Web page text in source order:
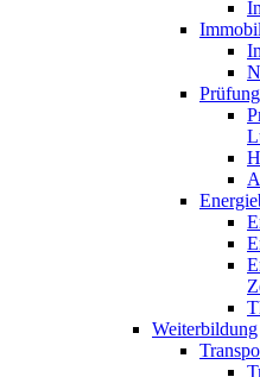
Weiterbildung